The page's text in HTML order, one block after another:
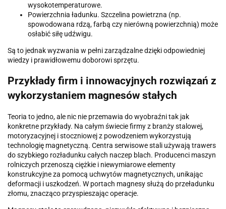
wysokotemperaturowe.
Powierzchnia ładunku. Szczelina powietrzna (np.
spowodowana rdzą, farbą czy nierówną powierzchnią) może
osłabić siłę udźwigu.
Są to jednak wyzwania w pełni zarządzalne dzięki odpowiedniej
wiedzy i prawidłowemu doborowi sprzętu.
Przykłady firm i innowacyjnych rozwiązań z
wykorzystaniem magnesów stałych
Teoria to jedno, ale nic nie przemawia do wyobraźni tak jak
konkretne przykłady. Na całym świecie firmy z branży stalowej,
motoryzacyjnej i stoczniowej z powodzeniem wykorzystują
technologię magnetyczną. Centra serwisowe stali używają trawers
do szybkiego rozładunku całych naczep blach. Producenci maszyn
rolniczych przenoszą ciężkie i niewymiarowe elementy
konstrukcyjne za pomocą uchwytów magnetycznych, unikając
deformacji i uszkodzeń. W portach magnesy służą do przeładunku
złomu, znacząco przyspieszając operacje.